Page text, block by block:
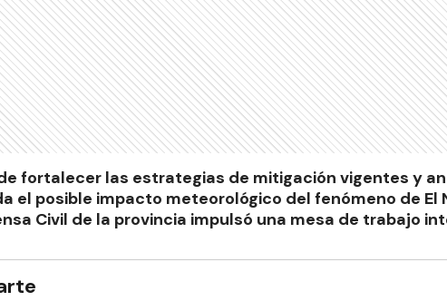
fortalecer las estrategias de mitigación vigentes y
el posible impacto meteorológico del fenómeno de El
Civil de la provincia impulsó una mesa de trabajo